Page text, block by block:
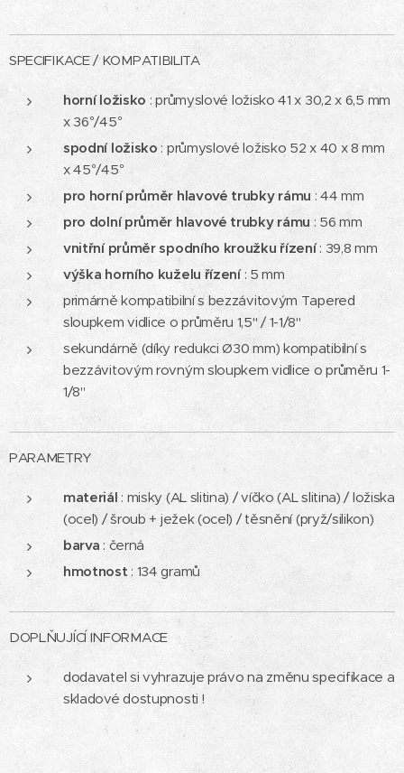
SPECIFIKACE / KOMPATIBILITA
horní ložisko : průmyslové ložisko 41 x 30,2 x 6,5 mm
x 36°/45°
spodní ložisko : průmyslové ložisko 52 x 40 x 8 mm
x 45°/45°
pro horní průměr hlavové trubky rámu : 44 mm
pro dolní průměr hlavové trubky rámu : 56 mm
vnitřní průměr spodního kroužku řízení: 39,8 mm
výška horního kuželu řízení : 5 mm
primárně kompatibilní s bezzávitovým Tapered
sloupkem vidlice o průměru 1,5" / 1-1/8"
sekundárně (díky redukci Ø30 mm) kompatibilní s
bezzávitovým rovným sloupkem vidlice o průměru 1-
1/8"
PARAMETRY
materiál : misky (AL slitina) / víčko (AL slitina) / ložiska
(ocel) / šroub + ježek (ocel) / těsnění (pryž/silikon)
barva: černá
hmotnost : 134 gramů
DOPLŇUJÍCÍ INFORMACE
dodavatel si vyhrazuje právo na změnu specifikace a
skladové dostupnosti !